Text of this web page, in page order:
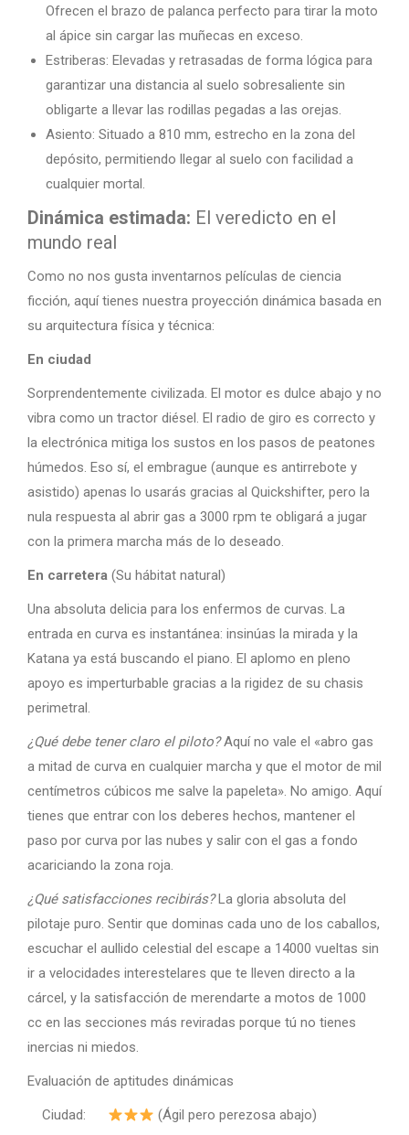
Ofrecen el brazo de palanca perfecto para tirar la moto
al ápice sin cargar las muñecas en exceso.
Estriberas: Elevadas y retrasadas de forma lógica para
garantizar una distancia al suelo sobresaliente sin
obligarte a llevar las rodillas pegadas a las orejas.
Asiento: Situado a 810 mm, estrecho en la zona del
depósito, permitiendo llegar al suelo con facilidad a
cualquier mortal.
Dinámica estimada: El veredicto en el
mundo real
Como no nos gusta inventarnos películas de ciencia
ficción, aquí tienes nuestra proyección dinámica basada en
su arquitectura física y técnica:
En ciudad
Sorprendentemente civilizada. El motor es dulce abajo y no
vibra como un tractor diésel. El radio de giro es correcto y
la electrónica mitiga los sustos en los pasos de peatones
húmedos. Eso sí, el embrague (aunque es antirrebote y
asistido) apenas lo usarás gracias al Quickshifter, pero la
nula respuesta al abrir gas a 3000 rpm te obligará a jugar
con la primera marcha más de lo deseado.
En carretera (Su hábitat natural)
Una absoluta delicia para los enfermos de curvas. La
entrada en curva es instantánea: insinúas la mirada y la
Katana ya está buscando el piano. El aplomo en pleno
apoyo es imperturbable gracias a la rigidez de su chasis
perimetral.
¿Qué debe tener claro el piloto?Aquí no vale el «abro gas
a mitad de curva en cualquier marcha y que el motor de mil
centímetros cúbicos me salve la papeleta». No amigo. Aquí
tienes que entrar con los deberes hechos, mantener el
paso por curva por las nubes y salir con el gas a fondo
acariciando la zona roja.
¿Qué satisfacciones recibirás?La gloria absoluta del
pilotaje puro. Sentir que dominas cada uno de los caballos,
escuchar el aullido celestial del escape a 14000 vueltas sin
ir a velocidades interestelares que te lleven directo a la
cárcel, y la satisfacción de merendarte a motos de 1000
cc en las secciones más reviradas porque tú no tienes
inercias ni miedos.
Evaluación de aptitudes dinámicas
Ciudad: (Ágil pero perezosa abajo)